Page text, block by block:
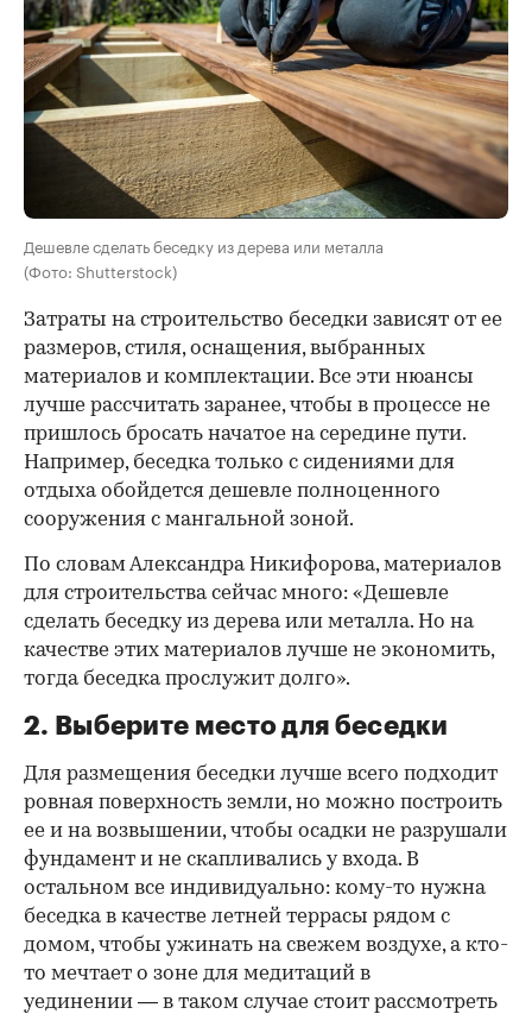
Дешевле сделать беседку из дерева или металла
(Фото: Shutterstock)
Затраты на строительство беседки зависят от ее
размеров, стиля, оснащения, выбранных
материалов и комплектации. Все эти нюансы
лучше рассчитать заранее, чтобы в процессе не
пришлось бросать начатое на середине пути.
Например, беседка только с сидениями для
отдыха обойдется дешевле полноценного
сооружения с мангальной зоной.
По словам Александра Никифорова, материалов
для строительства сейчас много: «Дешевле
сделать беседку из дерева или металла. Но на
качестве этих материалов лучше не экономить,
тогда беседка прослужит долго».
2. Выберите место для беседки
Для размещения беседки лучше всего подходит
ровная поверхность земли, но можно построить
ее и на возвышении, чтобы осадки не разрушали
фундамент и не скапливались у входа. В
остальном все индивидуально: кому-то нужна
беседка в качестве летней террасы рядом с
домом, чтобы ужинать на свежем воздухе, а кто-
то мечтает о зоне для медитаций в
уединении — в таком случае стоит рассмотреть